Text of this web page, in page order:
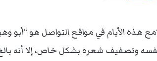
هذه الأيام في مواقع التواصل هو “أبو
نفسه وتصفيف شعره بشكل خاص، إلا أنه